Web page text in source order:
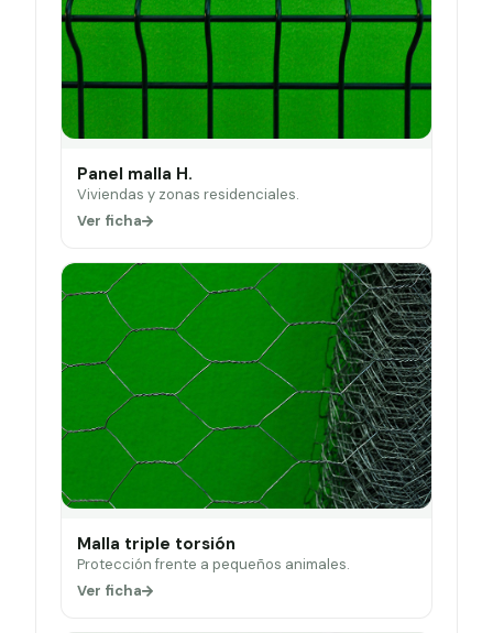
Panel malla H.
Viviendas y zonas residenciales.
Ver ficha
Malla triple torsión
Protección frente a pequeños animales.
Ver ficha